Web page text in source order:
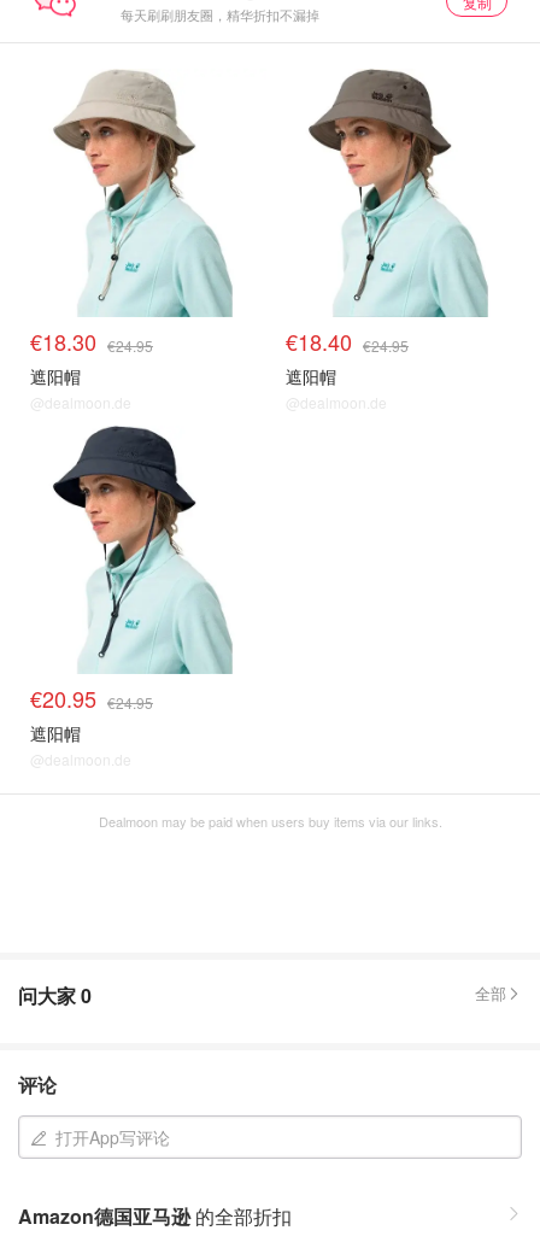
每天刷刷朋友圈，精华折扣不漏掉
€18.30 €24.95
遮阳帽
@dealmoon.de
€18.40 €24.95
遮阳帽
@dealmoon.de
€20.95 €24.95
遮阳帽
@dealmoon.de
Dealmoon may be paid when users buy items via our links.
问大家0 全部
评论
打开App写评论
Amazon德国亚马逊的全部折扣